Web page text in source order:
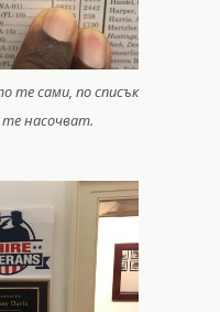
те сами, по списък
насочват.